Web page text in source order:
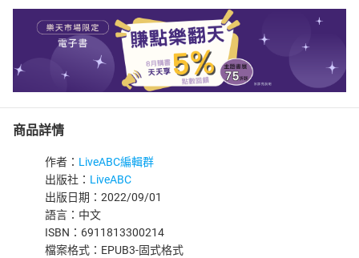
商品詳情
作者： LiveABC編輯群
出版社： LiveABC
出版日期：2022/09/01
語言：中文
ISBN：6911813300214
檔案格式：EPUB3-固式格式